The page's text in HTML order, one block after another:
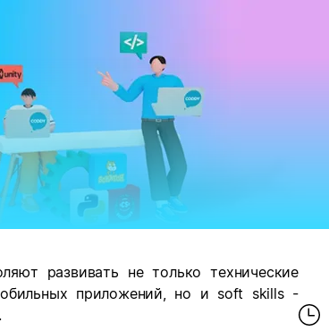
развивать не только технические
приложений, но и soft skills -